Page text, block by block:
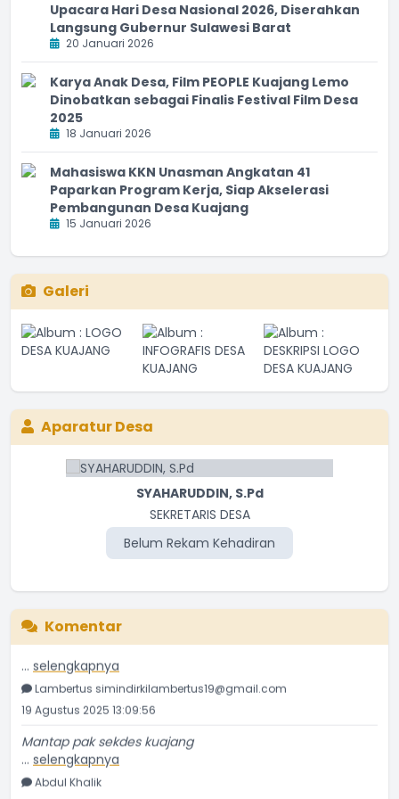
Upacara Hari Desa Nasional 2026, Diserahkan
Langsung Gubernur Sulawesi Barat
20 Januari 2026
Karya Anak Desa, Film PEOPLE Kuajang Lemo
Dinobatkan sebagai Finalis Festival Film Desa
2025
18 Januari 2026
Mahasiswa KKN Unasman Angkatan 41
Paparkan Program Kerja, Siap Akselerasi
Pembangunan Desa Kuajang
15 Januari 2026
Galeri
Aparatur Desa
SYAHARUDDIN, S.Pd
SEKRETARIS DESA
Belum Rekam Kehadiran
Komentar
PMK 49 Tahun 2025 adalah terobosan hebat yang
...selengkapnya
desago
01 September 2025 10:24:33
inspiratif,
...selengkapnya
desago
29 Agustus 2025 09:30:58
Langkah Pemerintah Desa Kuajang bersama DPRD
27 Agustus 2025 09:38:05
Kopdes
Lambertus simindirkilambertus19@gmail.com
19 Agustus 2025 13:09:56
Mantap pak sekdes kuajang
... selengkapnya
Abdul Khalik
17 Juni 2025 05:42:22